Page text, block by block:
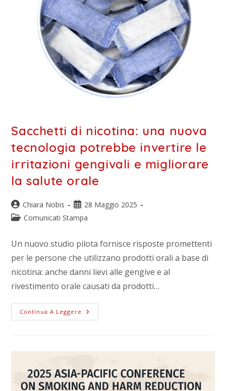
Sacchetti di nicotina: una nuova
tecnologia potrebbe invertire le
irritazioni gengivali e migliorare
la salute orale
Chiara Nobis
28 Maggio 2025
Comunicati Stampa
Un nuovo studio pilota fornisce risposte promettenti
per le persone che utilizzano prodotti orali a base di
nicotina: anche danni lievi alle gengive e al
rivestimento orale causati da prodotti…
Continua A Leggere